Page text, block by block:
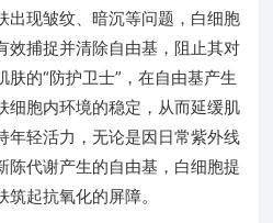
出现皱纹、暗沉等问题，白细胞
效捕捉并清除自由基，阻止其对
的“防护卫士”，在自由基产生
细胞内环境的稳定，从而延缓肌
年轻活力，无论是因日常紫外线
陈代谢产生的自由基，白细胞提
起抗氧化的屏障。